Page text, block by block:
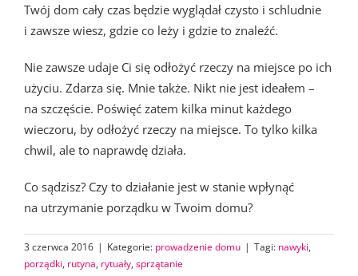
Twój dom cały czas będzie wyglądał czysto i schludnie
i zawsze wiesz, gdzie co leży i gdzie to znaleźć.
Nie zawsze udaje Ci się odłożyć rzeczy na miejsce po ich
użyciu. Zdarza się. Mnie także. Nikt nie jest ideałem –
na szczęście. Poświęć zatem kilka minut każdego
wieczoru, by odłożyć rzeczy na miejsce. To tylko kilka
chwil, ale to naprawdę działa.
Co sądzisz? Czy to działanie jest w stanie wpłynąć
na utrzymanie porządku w Twoim domu?
3 czerwca 2016 | Kategorie: prowadzenie domu | Tagi: nawyki,
porządki, rutyna, rytuały, sprzątanie